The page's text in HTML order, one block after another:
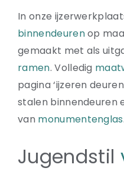
In onze
binnendeurenop
gemaakt met als
ramen. Volledig
pagina ‘ijzeren
stalen binnendeuren
van monumentenglas.
Jugendstil